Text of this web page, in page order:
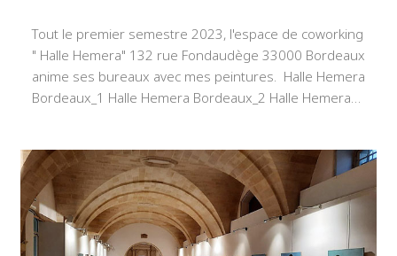
Tout le premier semestre 2023, l'espace de coworking
" Halle Hemera" 132 rue Fondaudège 33000 Bordeaux
anime ses bureaux avec mes peintures. Halle Hemera
Bordeaux_1 Halle Hemera Bordeaux_2 Halle Hemera…